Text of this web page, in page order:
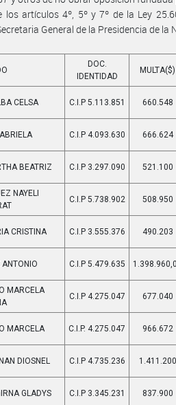
los artículos 4º, 5º y 7º de la Ley
General de la Presidencia de la
DOC.
IDENTIDAD
MULTA($)
CELSA C.I.P 5.113.851 660.548
C.I.P 4.093.630 666.624
BEATRIZ C.I.P 3.297.090 521.100
NAYELI
C.I.P 5.738.902 508.950
CRISTINA C.I.P 3.555.376 490.203
C.I.P 5.479.635
MARCELA
C.I.P 4.275.047 677.040
MARCELA C.I.P. 4.275.047 966.672
DIOSNEL C.I.P 4.735.236 1.411.200
GLADYS C.I.P 3.345.231 837.900